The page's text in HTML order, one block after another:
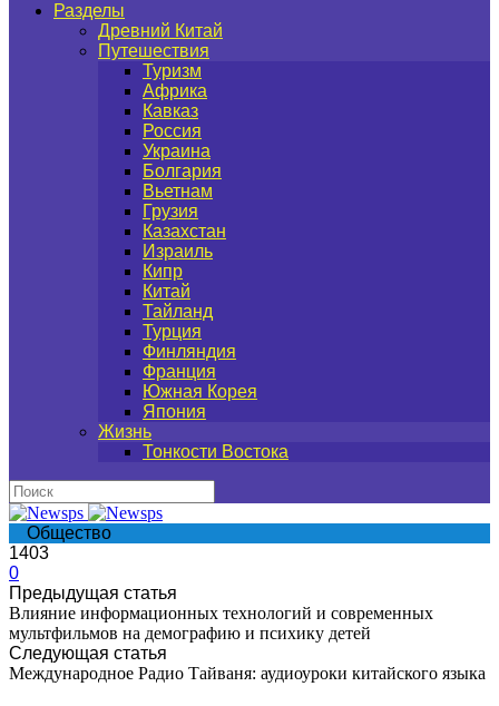
Разделы
Древний Китай
Путешествия
Туризм
Африка
Кавказ
Россия
Украина
Болгария
Вьетнам
Грузия
Казахстан
Израиль
Кипр
Китай
Тайланд
Турция
Финляндия
Франция
Южная Корея
Япония
Жизнь
Тонкости Востока
Общество
1403
0
Предыдущая статья
Влияние информационных технологий и современных
мультфильмов на демографию и психику детей
Следующая статья
Международное Радио Тайваня: аудиоуроки китайского языка